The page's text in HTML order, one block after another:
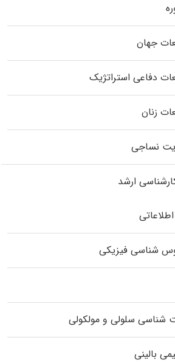
جهان
دفاعی استراتژیک
زنان
نساجی
ارشد
شناسی فیزیکی
شناسی سلولی و مولکولی
بالینی